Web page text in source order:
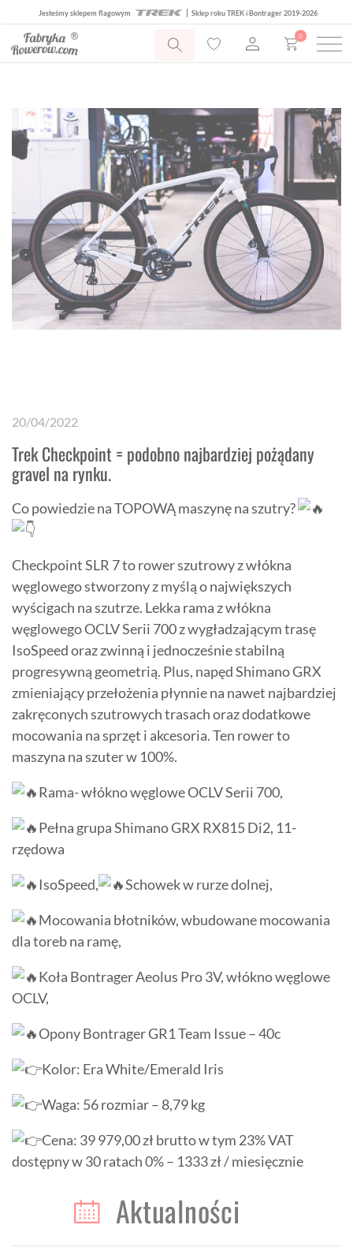
Jesteśmy sklepem flagowym Sklep roku TREK i Bontrager 2019-2026
0
20/04/2022
Trek Checkpoint = podobno najbardziej pożądany
gravel na rynku.
Co powiedzie na TOPOWĄ maszynę na szutry?
Checkpoint SLR 7 to rower szutrowy z włókna
węglowego stworzony z myślą o największych
wyścigach na szutrze. Lekka rama z włókna
węglowego OCLV Serii 700 z wygładzającym trasę
IsoSpeed oraz zwinną i jednocześnie stabilną
progresywną geometrią. Plus, napęd Shimano GRX
zmieniający przełożenia płynnie na nawet najbardziej
zakręconych szutrowych trasach oraz dodatkowe
mocowania na sprzęt i akcesoria. Ten rower to
maszyna na szuter w 100%.
Rama- włókno węglowe OCLV Serii 700,
Pełna grupa Shimano GRX RX815 Di2, 11-
rzędowa
IsoSpeed, Schowek w rurze dolnej,
Mocowania błotników, wbudowane mocowania
dla toreb na ramę,
Koła Bontrager Aeolus Pro 3V, włókno węglowe
OCLV,
Opony Bontrager GR1 Team Issue – 40c
Kolor: Era White/Emerald Iris
Waga: 56 rozmiar – 8,79 kg
Cena: 39 979,00 zł brutto w tym 23% VAT
dostępny w 30 ratach 0% – 1333 zł / miesięcznie
Aktualności